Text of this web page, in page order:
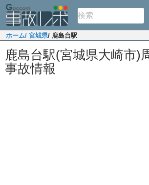
ホーム/ 宮城県/ 鹿島台駅
鹿島台駅(宮城県大崎市)
事故情報